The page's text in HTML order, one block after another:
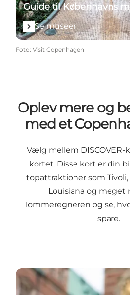
Guide til Københavns
Se museer
Foto: Visit Copenhagen
Oplev mere og
med et
Vælg mellem DISCOVER-
kortet. Disse kort er din
topattraktioner som Tivoli,
Louisiana og meget
lommeregneren og se,
spare.
Læs mere